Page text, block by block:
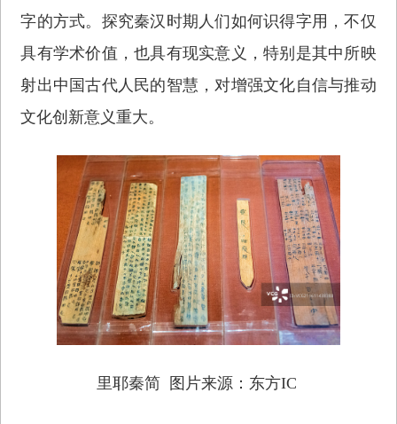
字的方式。探究秦汉时期人们如何识得字用，不仅
具有学术价值，也具有现实意义，特别是其中所映
射出中国古代人民的智慧，对增强文化自信与推动
文化创新意义重大。
里耶秦简 图片来源：东方IC